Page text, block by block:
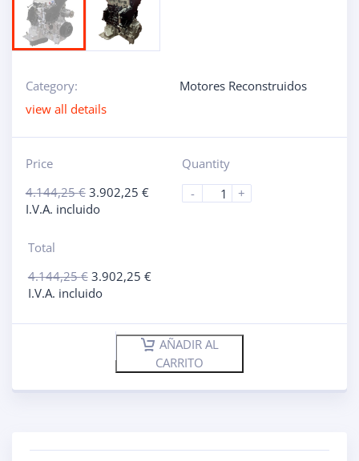
Category:
Motores Reconstruidos
view all details
Price
4.144,25€ 3.902,25 €
I.V.A. incluido
Quantity
-
+
Total
4.144,25€ 3.902,25 €
I.V.A. incluido
AÑADIR AL
CARRITO